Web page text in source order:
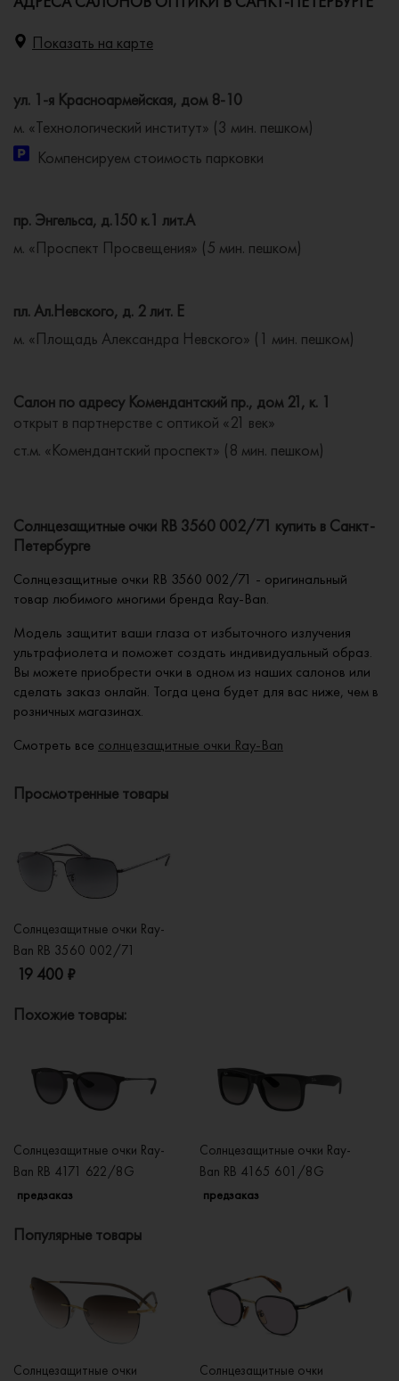
Показать на карте
ул. 1-я Красноармейская, дом 8-10
м. «Технологический институт» (3 мин. пешком)
Компенсируем стоимость парковки
пр. Энгельса, д.150 к.1 лит.А
м. «Проспект Просвещения» (5 мин. пешком)
пл. Ал.Невского, д. 2 лит. Е
м. «Площадь Александра Невского» (1 мин. пешком)
Салон по адресу Комендантский пр., дом 21, к. 1
открыт в партнерстве с оптикой «21 век»
ст.м. «Комендантский проспект» (8 мин. пешком)
Солнцезащитные очки RB 3560 002/71 купить в Санкт-
Петербурге
Солнцезащитные очки RB 3560 002/71 - оригинальный
товар любимого многими бренда Ray-Ban.
Модель защитит ваши глаза от избыточного излучения
ультрафиолета и поможет создать индивидуальный образ.
Вы можете приобрести очки в одном из наших салонов или
сделать заказ онлайн. Тогда цена будет для вас ниже, чем в
розничных магазинах.
Смотреть все солнцезащитные очки Ray-Ban
Просмотренные товары
Солнцезащитные очки Ray-
Ban RB 3560 002/71
19 400 ₽
Похожие товары:
Солнцезащитные очки Ray-
Ban RB 4171 622/8G
предзаказ
Солнцезащитные очки Ray-
Ban RB 4165 601/8G
предзаказ
Популярные товары
Солнцезащитные очки
Солнцезащитные очки